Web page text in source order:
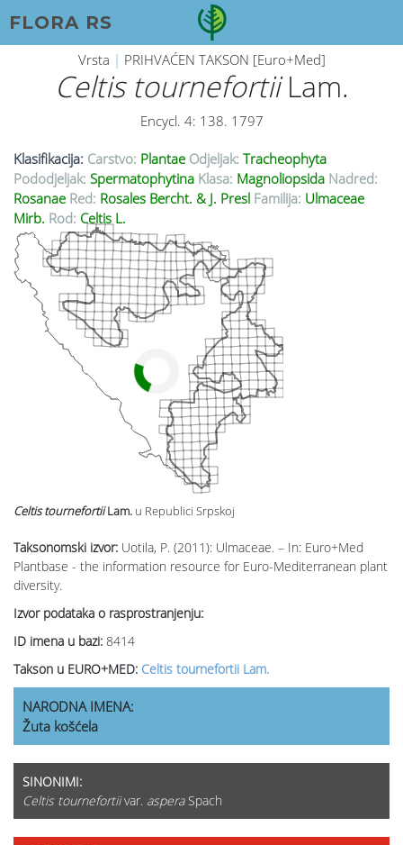
FLORA RS
Vrsta | PRIHVAĆEN TAKSON [Euro+Med]
Celtis tournefortiiLam.
Encycl. 4: 138. 1797
Klasifikacija: Carstvo: Plantae Odjeljak: Tracheophyta
Pododjeljak: Spermatophytina Klasa: Magnoliopsida Nadred:
Rosanae Red: Rosales Bercht. & J. Presl Familija: Ulmaceae
Mirb. Rod: Celtis L.
Taksonomski izvor: Uotila, P. (2011): Ulmaceae. – In: Euro+Med
Plantbase - the information resource for Euro-Mediterranean plant
diversity.
Izvor podataka o rasprostranjenju:
ID imena u bazi: 8414
Takson u EURO+MED: Celtis tournefortii Lam.
Celtis tournefortiiLam. u Republici Srpskoj
NARODNA IMENA:
Žuta košćela
SINONIMI:
Celtis tournefortiivar. asperaSpach